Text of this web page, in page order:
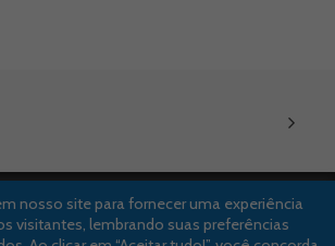
nosso site para fornecer uma experiência
visitantes, lembrando suas preferências